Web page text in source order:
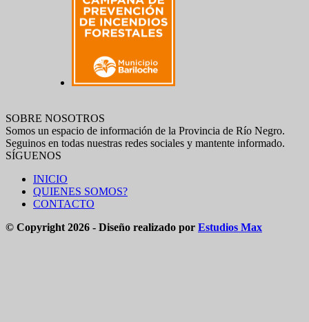
SOBRE NOSOTROS
Somos un espacio de información de la Provincia de Río Negro.
Seguinos en todas nuestras redes sociales y mantente informado.
SÍGUENOS
INICIO
QUIENES SOMOS?
CONTACTO
© Copyright 2026 - Diseño realizado por Estudios Max